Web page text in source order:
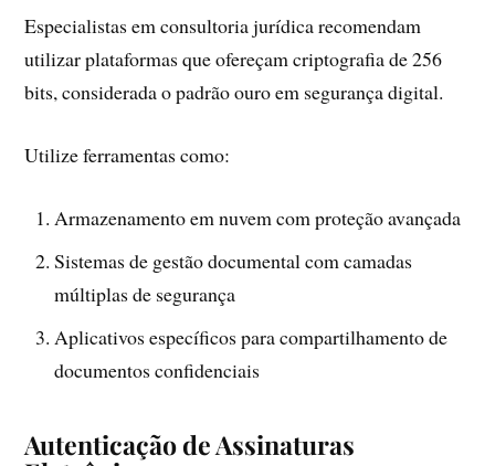
Especialistas em consultoria jurídica recomendam
utilizar plataformas que ofereçam criptografia de 256
bits, considerada o padrão ouro em segurança digital.
Utilize ferramentas como:
Armazenamento em nuvem com proteção avançada
Sistemas de gestão documental com camadas
múltiplas de segurança
Aplicativos específicos para compartilhamento de
documentos confidenciais
Autenticação de Assinaturas